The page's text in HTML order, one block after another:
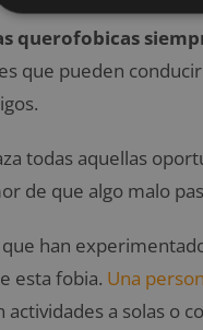
querofobicas
que pueden
todas aquellas
de que algo malo
han
esta fobia. Una
a solas o